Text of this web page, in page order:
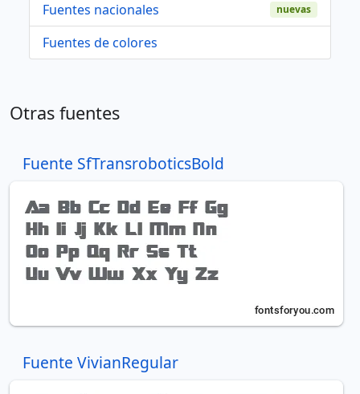
Fuentes nacionales
nuevas
Fuentes de colores
Otras fuentes
Fuente SfTransroboticsBold
Fuente VivianRegular